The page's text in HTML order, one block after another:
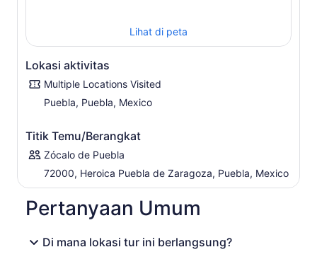
Setiap momen Tur ini merayakan keindahan, kreativitas,
yang tak terlupakan yang ingin Anda rasakan lagi dan
lagi!
Lihat di peta
Lokasi aktivitas
Multiple Locations Visited
Puebla, Puebla, Mexico
Titik Temu/Berangkat
Zócalo de Puebla
72000, Heroica Puebla de Zaragoza, Puebla, Mexico
Pertanyaan Umum
Di mana lokasi tur ini berlangsung?